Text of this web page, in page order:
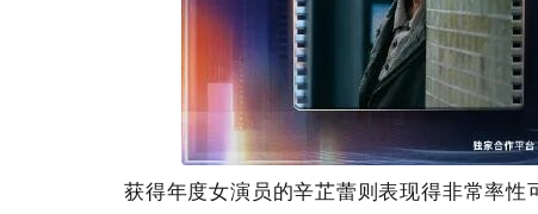
获得年度女演员的辛芷蕾则表现得非常率